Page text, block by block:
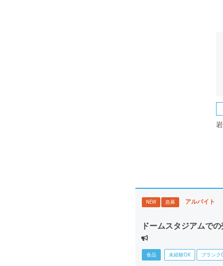
NEW 急募 アルバイト
ドームスタジアムで
食品 未経験OK ブランク